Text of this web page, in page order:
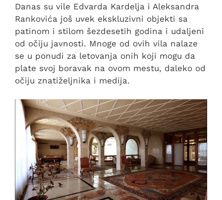
Danas su vile Edvarda Kardelja i Aleksandra
Rankovića još uvek ekskluzivni objekti sa
patinom i stilom šezdesetih godina i udaljeni
od očiju javnosti. Mnoge od ovih vila nalaze
se u ponudi za letovanja onih koji mogu da
plate svoj boravak na ovom mestu, daleko od
očiju znatiželjnika i medija.